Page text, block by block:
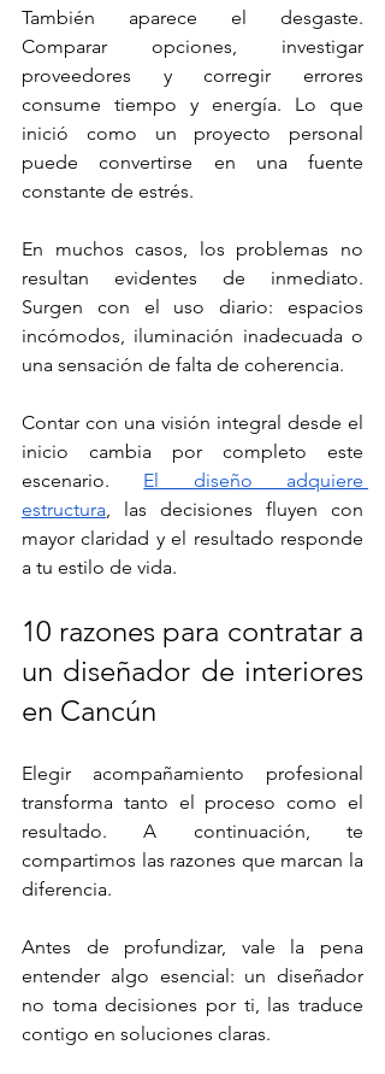
También aparece el desgaste.
Comparar opciones, investigar
proveedores y corregir errores
consume tiempo y energía. Lo que
inició como un proyecto personal
puede convertirse en una fuente
constante de estrés.
En muchos casos, los problemas no
resultan evidentes de inmediato.
Surgen con el uso diario: espacios
incómodos, iluminación inadecuada o
una sensación de falta de coherencia.
Contar con una visión integral desde el
inicio cambia por completo este
escenario. El diseño adquiere
estructura , las decisiones fluyen con
mayor claridad y el resultado responde
a tu estilo de vida.
10 razones para contratar a
un diseñador de interiores
en Cancún
Elegir acompañamiento profesional
transforma tanto el proceso como el
resultado. A continuación, te
compartimos las razones que marcan la
diferencia.
Antes de profundizar, vale la pena
entender algo esencial: un diseñador
no toma decisiones por ti, las traduce
contigo en soluciones claras.